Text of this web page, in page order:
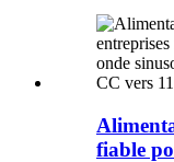
fiable